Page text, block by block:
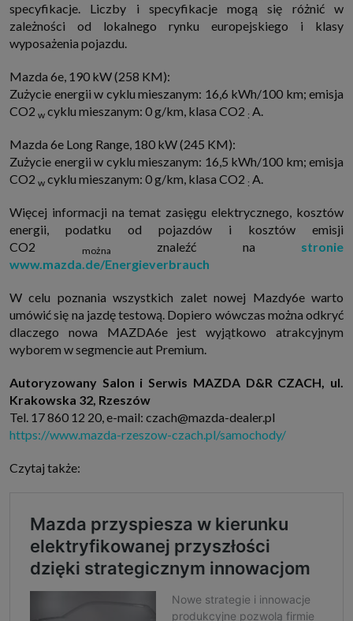
specyfikacje. Liczby i specyfikacje mogą się różnić w
zależności od lokalnego rynku europejskiego i klasy
wyposażenia pojazdu.
Mazda 6e, 190 kW (258 KM):
Zużycie energii w cyklu mieszanym: 16,6 kWh/100 km; emisja
CO2 w cyklu mieszanym: 0 g/km, klasa CO2 : A.
Mazda 6e Long Range, 180 kW (245 KM):
Zużycie energii w cyklu mieszanym: 16,5 kWh/100 km; emisja
CO2 w cyklu mieszanym: 0 g/km, klasa CO2 : A.
Więcej informacji na temat zasięgu elektrycznego, kosztów
energii, podatku od pojazdów i kosztów emisji
CO2
można znaleźć na stronie
www.mazda.de/Energieverbrauch
W celu poznania wszystkich zalet nowej Mazdy6e warto
umówić się na jazdę testową. Dopiero wówczas można odkryć
dlaczego nowa MAZDA6e jest wyjątkowo atrakcyjnym
wyborem w segmencie aut Premium.
Autoryzowany Salon i Serwis MAZDA D&R CZACH, ul.
Krakowska 32, Rzeszów
Tel. 17 860 12 20, e-mail: czach@mazda-dealer.pl
https://www.mazda-rzeszow-czach.pl/samochody/
Czytaj także: